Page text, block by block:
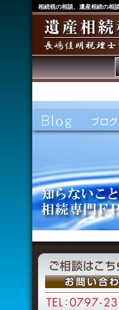
相続税の相談、遺産相続の相